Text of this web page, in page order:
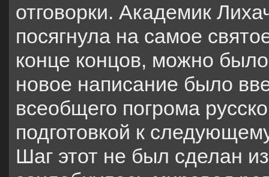
отговорки. Академик
посягнула на самое
конце концов, можно
новое написание было
всеобщего погрома
подготовкой к
Шаг этот не был сделан